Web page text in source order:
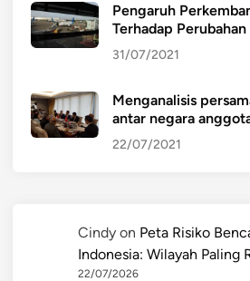
Pengaruh
Terhadap Perubahan
31/07/2021
Menganalisis
antar negara
22/07/2021
Cindy on Peta Risiko
Indonesia: Wilayah Paling
22/07/2026